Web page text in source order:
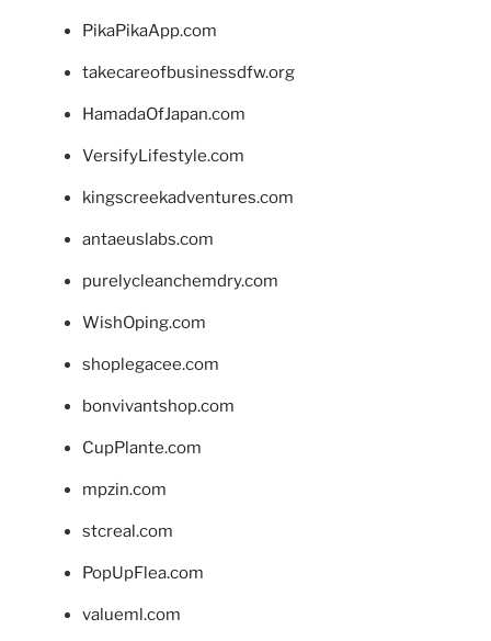
PikaPikaApp.com
takecareofbusinessdfw.org
HamadaOfJapan.com
VersifyLifestyle.com
kingscreekadventures.com
antaeuslabs.com
purelycleanchemdry.com
WishOping.com
shoplegacee.com
bonvivantshop.com
CupPlante.com
mpzin.com
stcreal.com
PopUpFlea.com
valueml.com